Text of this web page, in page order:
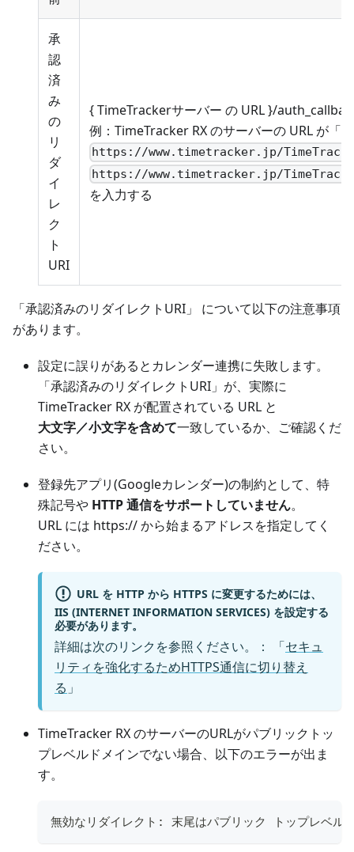
承
認
済
み
の
リ
ダ
イ
レ
ク
ト
URI
{ TimeTrackerサーバー の URL }/
例：TimeTracker RX のサーバーの URL が「
https://www.timetracker.jp/
https://www.timetracker.jp/
を入力する
「承認済みのリダイレクトURI」 について以下の注意事項
があります。
設定に誤りがあるとカレンダー連携に失敗します。
「承認済みのリダイレクトURI」が、実際に
TimeTracker RX が配置されている URL と
大文字／小文字を含めて一致しているか、ご確認くだ
さい。
登録先アプリ(Googleカレンダー)の制約として、特
殊記号や HTTP 通信をサポートしていません。
URL には https:// から始まるアドレスを指定してく
ださい。
URL を HTTP から HTTPS に変更するためには、
IIS (INTERNET INFORMATION SERVICES) を設定する
必要があります。
詳細は次のリンクを参照ください。： 「セキュ
リティを強化するためHTTPS通信に切り替え
る 」
TimeTracker RX のサーバーのURLがパブリックトッ
プレベルドメインでない場合、以下のエラーが出ま
す。
無効なリダイレクト: 末尾はパブリック トップレベ